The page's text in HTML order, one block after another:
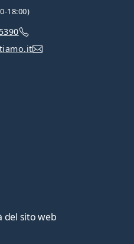
18:00)
del sito web